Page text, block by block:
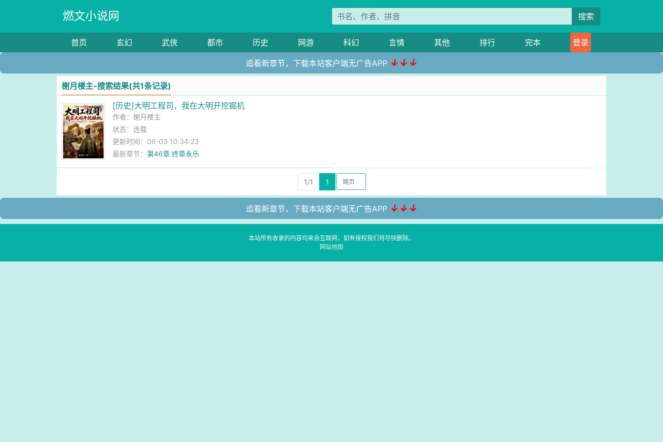
燃文小说网 搜索
首页 玄幻 武侠 都市 历史 网游 科幻 言情 其他 排行 完本 登录
追看新章节，下载本站客户端无广告APP ↓↓↓
榭月楼主-搜索结果(共1条记录)
[历史]大明工程司，我在大明开挖掘机
作者：榭月楼主
状态：连载
更新时间：06-03 10:34:23
最新章节：第46章 终章永乐
1/1 1
追看新章节，下载本站客户端无广告APP ↓↓↓
本站所有收录的内容均来自互联网，如有侵权我们将尽快删除。
网站地图